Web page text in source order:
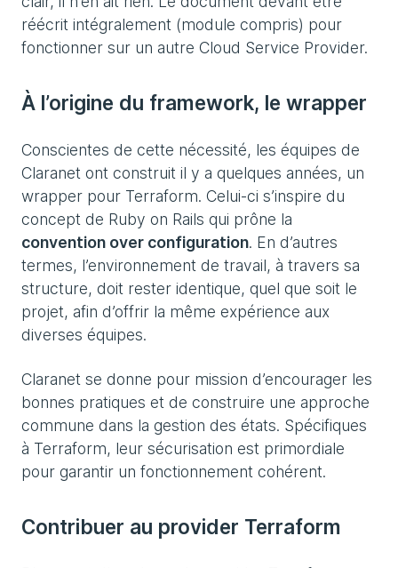
réécrit intégralement (module compris) pour
fonctionner sur un autre Cloud Service Provider.
À l’origine du framework, le wrapper
Conscientes de cette nécessité, les équipes de
Claranet ont construit il y a quelques années, un
wrapper pour Terraform. Celui-ci s’inspire du
concept de Ruby on Rails qui prône la
convention over configuration. En d’autres
termes, l’environnement de travail, à travers sa
structure, doit rester identique, quel que soit le
projet, afin d’offrir la même expérience aux
diverses équipes.
Claranet se donne pour mission d’encourager les
bonnes pratiques et de construire une approche
commune dans la gestion des états. Spécifiques
à Terraform, leur sécurisation est primordiale
pour garantir un fonctionnement cohérent.
Contribuer au provider Terraform